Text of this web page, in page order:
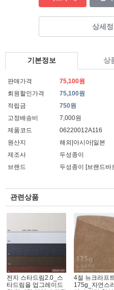
상세정
기본정보 상
판매가격
75,100원
회원할인가격
75,100원
적립금
750원
고정배송비
7,000원
제품코드
06220012A116
원산지
해외|아시아|일본
제조사
두성종이
브랜드
두성종이 [브랜드바
관련상품
전지 스타드림2.0_스
타드림을 업그레이드
4절 뉴크라프
175g_자연스